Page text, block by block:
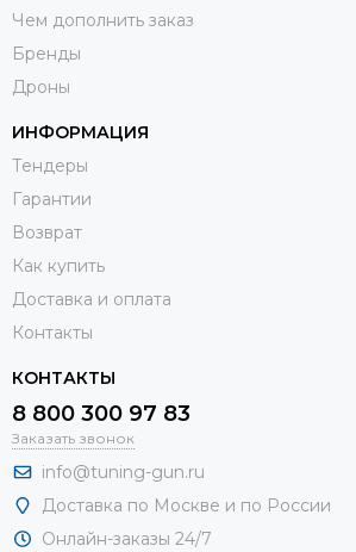
Чем дополнить заказ
Бренды
Дроны
ИНФОРМАЦИЯ
Тендеры
Гарантии
Возврат
Как купить
Доставка и оплата
Контакты
КОНТАКТЫ
8 800 300 97 83
Заказать звонок
info@tuning-gun.ru
Доставка по Москве и по России
Онлайн-заказы 24/7